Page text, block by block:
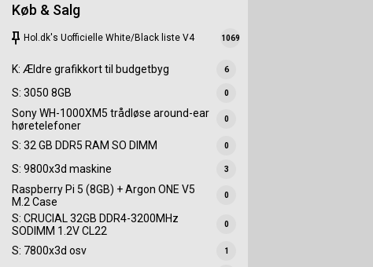
Køb & Salg
keep Hol.dk's Uofficielle White/Black liste V4 1069
K: Ældre grafikkort til budgetbyg 6
S: 3050 8GB 0
Sony WH-1000XM5 trådløse around-ear
høretelefoner
0
S: 32 GB DDR5 RAM SO DIMM 0
S: 9800x3d maskine 3
Raspberry Pi 5 (8GB) + Argon ONE V5
M.2 Case
0
S: CRUCIAL 32GB DDR4-3200MHz
SODIMM 1.2V CL22
0
S: 7800x3d osv 1